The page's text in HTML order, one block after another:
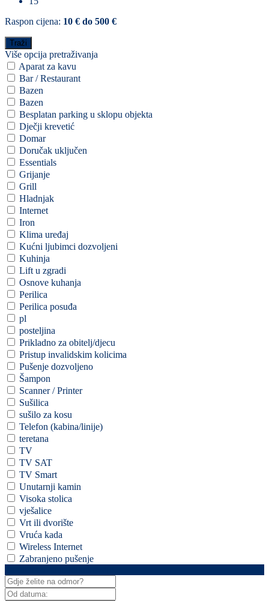
Raspon cijena: 10 € do 500 €
Više opcija pretraživanja
Aparat za kavu
Bar / Restaurant
Bazen
Bazen
Besplatan parking u sklopu objekta
Dječji krevetić
Domar
Doručak uključen
Essentials
Grijanje
Grill
Hladnjak
Internet
Iron
Klima uređaj
Kućni ljubimci dozvoljeni
Kuhinja
Lift u zgradi
Osnove kuhanja
Perilica
Perilica posuđa
pl
posteljina
Prikladno za obitelj/djecu
Pristup invalidskim kolicima
Pušenje dozvoljeno
Šampon
Scanner / Printer
Sušilica
sušilo za kosu
Telefon (kabina/linije)
teretana
TV
TV SAT
TV Smart
Unutarnji kamin
Visoka stolica
vješalice
Vrt ili dvorište
Vruća kada
Wireless Internet
Zabranjeno pušenje